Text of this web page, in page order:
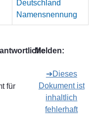
Deutschland
Namensnennung
für
Melden:
➔Dieses
Dokument ist
inhaltlich
fehlerhaft